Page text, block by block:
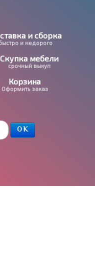
и сборка
и недорого
Скупка мебели
срочный выкуп
Корзина
Оформить заказ
ОК